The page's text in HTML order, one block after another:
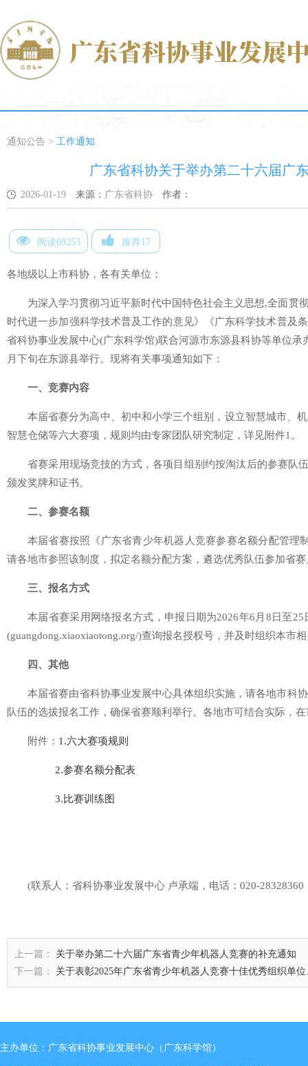
通知公告 > 工作通知
广东省科协关于举办第二十六届广
2026-01-19 来源： 广东省科协 作者：
阅读69253 推荐17
各地级以上市科协，各有关单位：
为深入学习贯彻习近平新时代中国特色社会主义思想,全面贯
时代进一步加强科学技术普及工作的意见》《广东科学技术普及
省科协事业发展中心(广东科学馆)联合河源市东源县科协等单位
月下旬在东源县举行。现将有关事项通知如下：
一、竞赛内容
本届省赛分为高中、初中和小学三个组别，设立智慧城市、
智慧仓储等六大赛项，规则均由专家团队研究制定，详见附件1。
省赛采用现场竞技的方式，各项目组别约按淘汰后的参赛队
颁发奖牌和证书。
二、参赛名额
本届省赛按照《广东省青少年机器人竞赛参赛名额分配管理
请各地市参照该制度，拟定名额分配方案，遴选优秀队伍参加省赛
三、报名方式
本届省赛采用网络报名方式，申报日期为2026年6月8日至
(guangdong.xiaoxiaotong.org/)查询报名授权号，并及时组织本市
四、其他
本届省赛由省科协事业发展中心具体组织实施，请各地市科
队伍的选拔报名工作，确保省赛顺利举行。各地市可结合实际，
附件： 1.六大赛项规则
2.参赛名额分配表
3.比赛训练图
(联系人：省科协事业发展中心 卢承端，电话：020-28328360
上一篇：
关于举办第二十六届广东省青少年机器人竞赛的补充通知
下一篇：
关于表彰2025年广东省青少年机器人竞赛十佳优秀组织单
主办单位：广东省科协事业发展中心（广东科学馆）